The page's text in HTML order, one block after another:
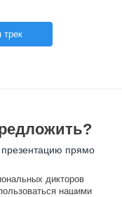
презентацию прямо
дикторов
нашими